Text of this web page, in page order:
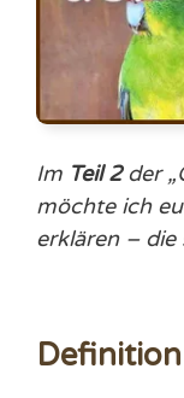
Im Teil 2der
möchte ich
erklären –
Definition